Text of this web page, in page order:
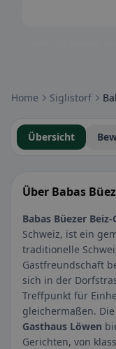
Home Siglistorf
Übersicht
Über Babas
Babas Büezer
Schweiz, ist ein
traditionelle
Gastfreundschaft
sich in der
Treffpunkt für
gleichermaßen.
Gasthaus Löwen
Gerichten, von